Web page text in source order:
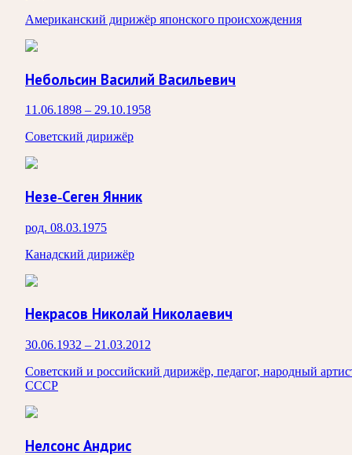
Американский дирижёр японского происхождения
Небольсин Василий Васильевич
11.06.1898 – 29.10.1958
Советский дирижёр
Незе-Сеген Янник
род. 08.03.1975
Канадский дирижёр
Некрасов Николай Николаевич
30.06.1932 – 21.03.2012
Советский и российский дирижёр, педагог, народный
СССР
Нелсонс Андрис